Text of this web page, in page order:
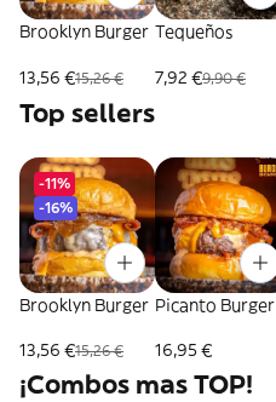
Brooklyn Burger
13,56 €15,26 €
Tequeños
7,92 €9,90 €
Top sellers
-11%
-16%
Brooklyn Burger
13,56 €15,26 €
Picanto Burger
16,95 €
¡Combos mas TOP!